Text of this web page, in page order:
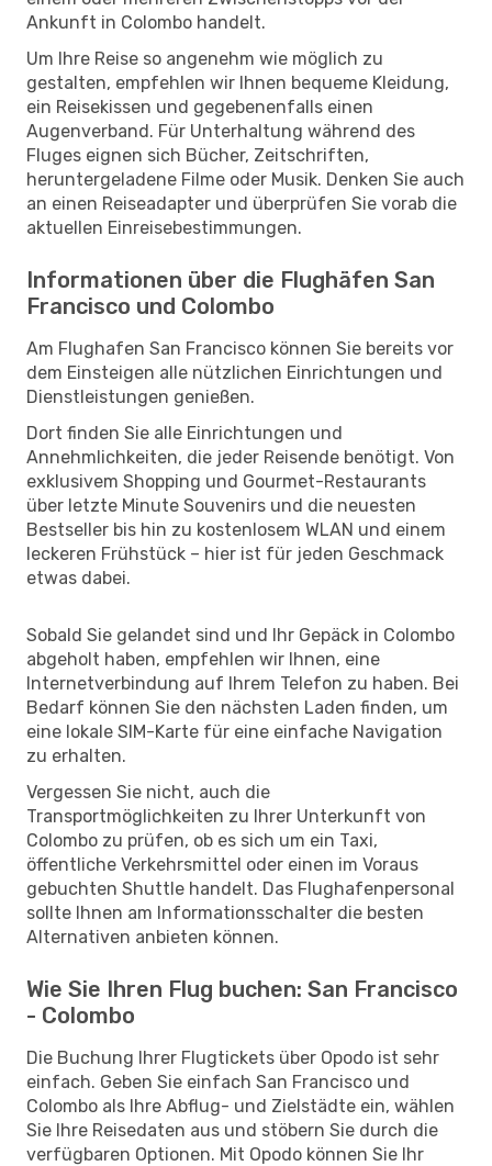
Ankunft in Colombo handelt.
Um Ihre Reise so angenehm wie möglich zu
gestalten, empfehlen wir Ihnen bequeme Kleidung,
ein Reisekissen und gegebenenfalls einen
Augenverband. Für Unterhaltung während des
Fluges eignen sich Bücher, Zeitschriften,
heruntergeladene Filme oder Musik. Denken Sie auch
an einen Reiseadapter und überprüfen Sie vorab die
aktuellen Einreisebestimmungen.
Informationen über die Flughäfen San
Francisco und Colombo
Am Flughafen San Francisco können Sie bereits vor
dem Einsteigen alle nützlichen Einrichtungen und
Dienstleistungen genießen.
Dort finden Sie alle Einrichtungen und
Annehmlichkeiten, die jeder Reisende benötigt. Von
exklusivem Shopping und Gourmet-Restaurants
über letzte Minute Souvenirs und die neuesten
Bestseller bis hin zu kostenlosem WLAN und einem
leckeren Frühstück – hier ist für jeden Geschmack
etwas dabei.
Sobald Sie gelandet sind und Ihr Gepäck in Colombo
abgeholt haben, empfehlen wir Ihnen, eine
Internetverbindung auf Ihrem Telefon zu haben. Bei
Bedarf können Sie den nächsten Laden finden, um
eine lokale SIM-Karte für eine einfache Navigation
zu erhalten.
Vergessen Sie nicht, auch die
Transportmöglichkeiten zu Ihrer Unterkunft von
Colombo zu prüfen, ob es sich um ein Taxi,
öffentliche Verkehrsmittel oder einen im Voraus
gebuchten Shuttle handelt. Das Flughafenpersonal
sollte Ihnen am Informationsschalter die besten
Alternativen anbieten können.
Wie Sie Ihren Flug buchen: San Francisco
- Colombo
Die Buchung Ihrer Flugtickets über Opodo ist sehr
einfach. Geben Sie einfach San Francisco und
Colombo als Ihre Abflug- und Zielstädte ein, wählen
Sie Ihre Reisedaten aus und stöbern Sie durch die
verfügbaren Optionen. Mit Opodo können Sie Ihr